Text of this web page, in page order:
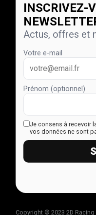
INSCRIVEZ-
Actus, offres et
Votre e-mail
Prénom (optionnel)
Je consens à recevoir
vos données ne sont
Copyright © 2023 2D Racing